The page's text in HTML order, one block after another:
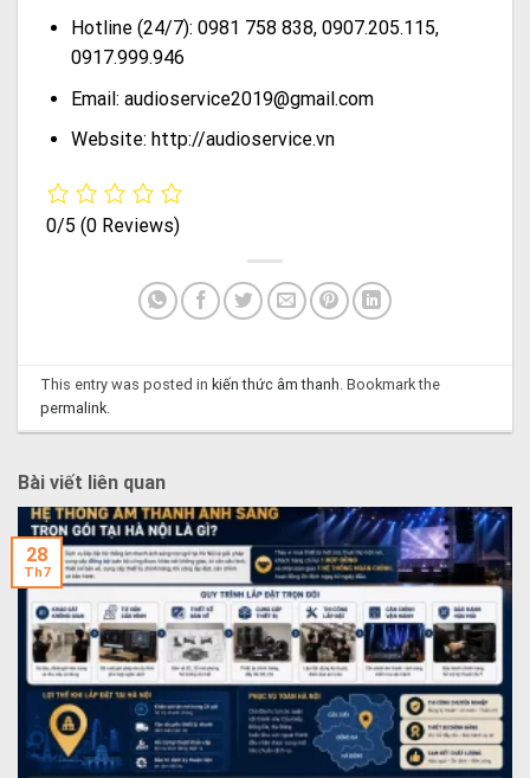
Hotline (24/7): 0981 758 838, 0907.205.115,
0917.999.946
Email: audioservice2019@gmail.com
Website: http://audioservice.vn
0/5 (0 Reviews)
This entry was posted in kiến thức âm thanh. Bookmark the
permalink.
Bài viết liên quan
28
Th7